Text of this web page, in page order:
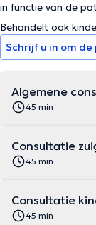
in functie van de
Behandelt ook
Schrijf u in om de
Algemene
45 min
Consultatie
45 min
Consultatie
45 min